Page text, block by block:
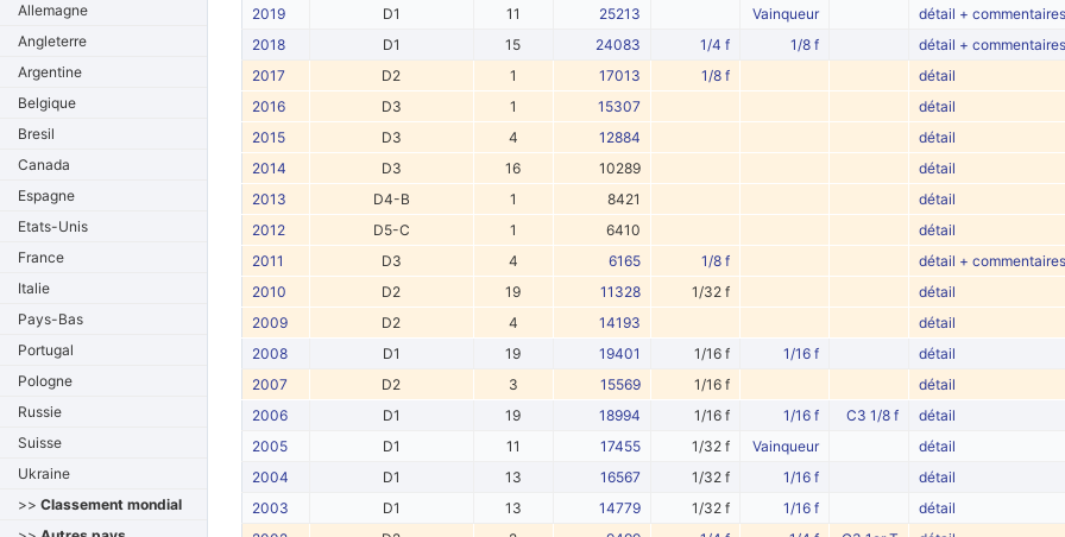
Allemagne
Angleterre
Argentine
Belgique
Bresil
Canada
Espagne
Etats-Unis
France
Italie
Pays-Bas
Portugal
Pologne
Russie
Suisse
Ukraine
>> Classement mondial
2019
D1 11 25213 Vainqueur
détail + commentaires
2018
D1 15 24083 1/4 f 1/8 f
détail + commentaires
2017
D2 1 17013 1/8 f
détail
2016
D3 1 15307
détail
2015
D3 4 12884
détail
2014
D3 16 10289
détail
2013
D4-B 1 8421
détail
2012
D5-C 1 6410
détail
2011
D3 4 6165 1/8 f
détail + commentaires
2010
D2 19 11328 1/32 f
détail
2009
D2 4 14193
détail
2008
D1 19 19401 1/16 f 1/16 f
détail
2007
D2 3 15569 1/16 f
détail
2006
D1 19 18994 1/16 f 1/16 f C3 1/8 f
détail
2005
D1 11 17455 1/32 f Vainqueur
détail
2004
D1 13 16567 1/32 f 1/16 f
détail
2003
D1 13 14779 1/32 f 1/16 f
détail